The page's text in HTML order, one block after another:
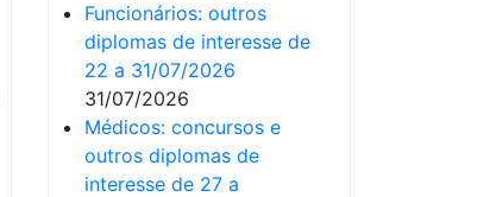
Funcionários: outros
diplomas de interesse de
22 a 31/07/2026
31/07/2026
Médicos: concursos e
outros diplomas de
interesse de 27 a